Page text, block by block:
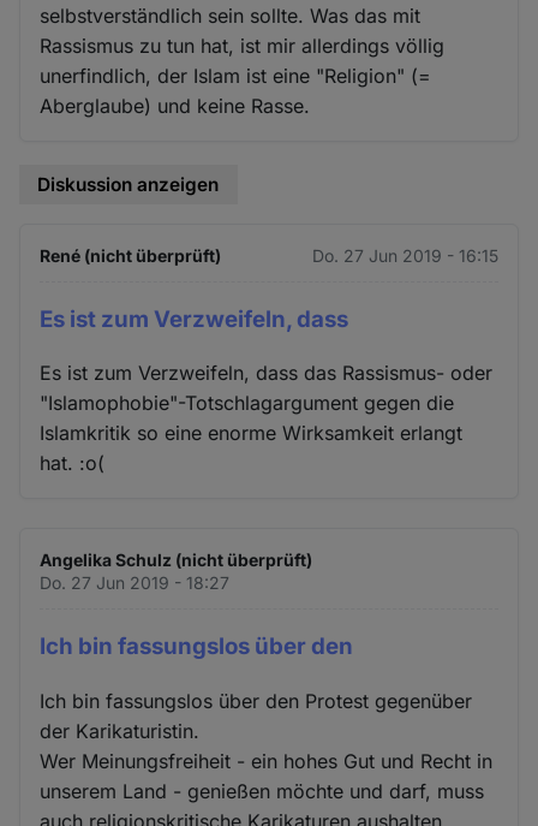
selbstverständlich sein sollte. Was das mit
Rassismus zu tun hat, ist mir allerdings völlig
unerfindlich, der Islam ist eine "Religion" (=
Aberglaube) und keine Rasse.
Diskussion anzeigen
René (nicht überprüft) Do. 27 Jun 2019 - 16:15
Es ist zum Verzweifeln, dass
Es ist zum Verzweifeln, dass das Rassismus- oder
"Islamophobie"-Totschlagargument gegen die
Islamkritik so eine enorme Wirksamkeit erlangt
hat. :o(
Angelika Schulz (nicht überprüft)
Do. 27 Jun 2019 - 18:27
Ich bin fassungslos über den
Ich bin fassungslos über den Protest gegenüber
der Karikaturistin.
Wer Meinungsfreiheit - ein hohes Gut und Recht in
unserem Land - genießen möchte und darf, muss